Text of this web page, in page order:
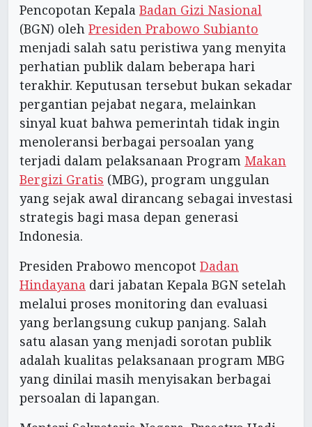
Pencopotan Kepala Badan Gizi Nasional
(BGN) oleh Presiden Prabowo Subianto
menjadi salah satu peristiwa yang menyita
perhatian publik dalam beberapa hari
terakhir. Keputusan tersebut bukan sekadar
pergantian pejabat negara, melainkan
sinyal kuat bahwa pemerintah tidak ingin
menoleransi berbagai persoalan yang
terjadi dalam pelaksanaan Program Makan
Bergizi Gratis (MBG), program unggulan
yang sejak awal dirancang sebagai investasi
strategis bagi masa depan generasi
Indonesia.
Presiden Prabowo mencopot Dadan
Hindayana dari jabatan Kepala BGN setelah
melalui proses monitoring dan evaluasi
yang berlangsung cukup panjang. Salah
satu alasan yang menjadi sorotan publik
adalah kualitas pelaksanaan program MBG
yang dinilai masih menyisakan berbagai
persoalan di lapangan.